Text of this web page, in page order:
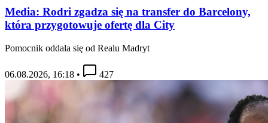
Media: Rodri zgadza się na transfer do Barcelony,
która przygotowuje ofertę dla City
Pomocnik oddala się od Realu Madryt
06.08.2026, 16:18 • 427